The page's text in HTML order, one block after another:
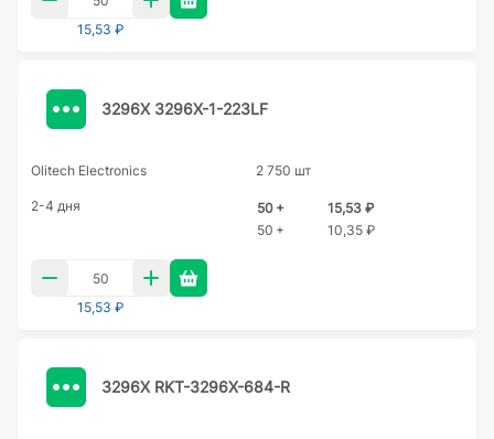
15,53 ₽
3296X 3296X-1-223LF
Olitech Electronics 2 750 шт
2-4 дня 50 +
15,53 ₽
50 +
10,35 ₽
15,53 ₽
3296X RKT-3296X-684-R